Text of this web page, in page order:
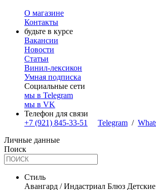
О магазине
Контакты
будьте в курсе
Вакансии
Новости
Статьи
Винил-лексикон
Умная подписка
Социальные сети
мы в Telegram
мы в VK
Телефон для связи
+7 (921) 845-33-51
Telegram /
Личные данные
Поиск
Стиль
Авангард / Индастриал Блюз